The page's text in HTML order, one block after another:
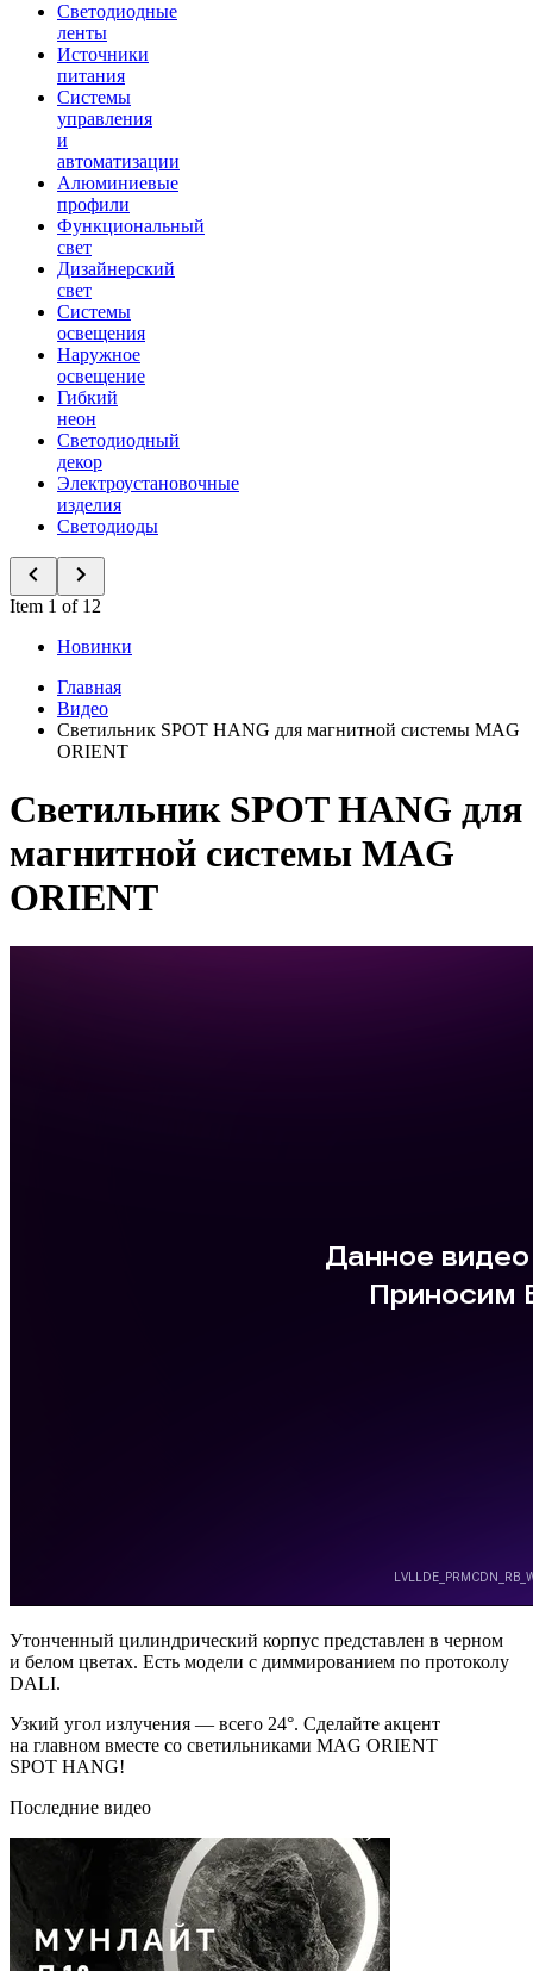
Светодиодные
ленты
Источники
питания
Системы
управления
и
автоматизации
Алюминиевые
профили
Функциональный
свет
Дизайнерский
свет
Системы
освещения
Наружное
освещение
Гибкий
неон
Светодиодный
декор
Электроустановочные
изделия
Светодиоды
Item 1 of 12
Новинки
Главная
Видео
Светильник SPOT HANG для магнитной системы MAG
ORIENT
Светильник SPOT HANG для
магнитной системы MAG
ORIENT
Утонченный цилиндрический корпус представлен в черном
и белом цветах. Есть модели с диммированием по протоколу
DALI.
Узкий угол излучения — всего 24°. Сделайте акцент
на главном вместе со светильниками MAG ORIENT
SPOT HANG!
Последние видео